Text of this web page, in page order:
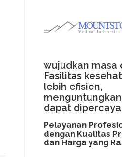
wujudkan masa
Fasilitas
lebih efisien,
dapat
Pelayanan
dengan Kualitas
dan Harga yang